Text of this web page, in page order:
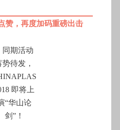
赞，再度加码重磅出击